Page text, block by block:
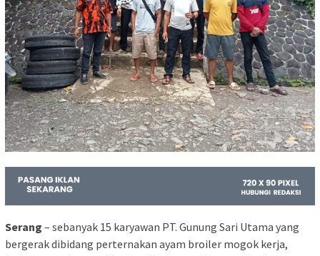
Serang – sebanyak 15 karyawan PT. Gunung Sari Utama yang
bergerak dibidang perternakan ayam broiler mogok kerja,